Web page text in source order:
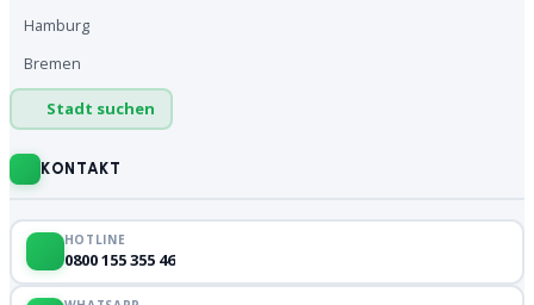
Hamburg
Bremen
Stadt suchen
KONTAKT
HOTLINE
0800 155 355 46